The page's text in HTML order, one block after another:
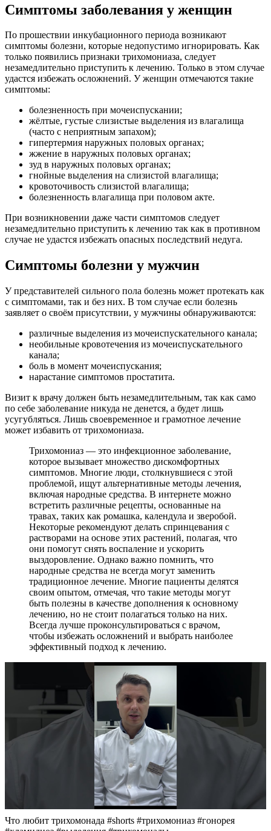
Симптомы заболевания у женщин
По прошествии инкубационного периода возникают
симптомы болезни, которые недопустимо игнорировать. Как
только появились признаки трихомониаза, следует
незамедлительно приступить к лечению. Только в этом случае
удастся избежать осложнений. У женщин отмечаются такие
симптомы:
болезненность при мочеиспускании;
жёлтые, густые слизистые выделения из влагалища
(часто с неприятным запахом);
гипертермия наружных половых органах;
жжение в наружных половых органах;
зуд в наружных половых органах;
гнойные выделения на слизистой влагалища;
кровоточивость слизистой влагалища;
болезненность влагалища при половом акте.
При возникновении даже части симптомов следует
незамедлительно приступить к лечению так как в противном
случае не удастся избежать опасных последствий недуга.
Симптомы болезни у мужчин
У представителей сильного пола болезнь может протекать как
с симптомами, так и без них. В том случае если болезнь
заявляет о своём присутствии, у мужчины обнаруживаются:
различные выделения из мочеиспускательного канала;
необильные кровотечения из мочеиспускательного
канала;
боль в момент мочеиспускания;
нарастание симптомов простатита.
Визит к врачу должен быть незамедлительным, так как само
по себе заболевание никуда не денется, а будет лишь
усугубляться. Лишь своевременное и грамотное лечение
может избавить от трихомониаза.
Трихомониаз — это инфекционное заболевание,
которое вызывает множество дискомфортных
симптомов. Многие люди, столкнувшиеся с этой
проблемой, ищут альтернативные методы лечения,
включая народные средства. В интернете можно
встретить различные рецепты, основанные на
травах, таких как ромашка, календула и зверобой.
Некоторые рекомендуют делать спринцевания с
растворами на основе этих растений, полагая, что
они помогут снять воспаление и ускорить
выздоровление. Однако важно помнить, что
народные средства не всегда могут заменить
традиционное лечение. Многие пациенты делятся
своим опытом, отмечая, что такие методы могут
быть полезны в качестве дополнения к основному
лечению, но не стоит полагаться только на них.
Всегда лучше проконсультироваться с врачом,
чтобы избежать осложнений и выбрать наиболее
эффективный подход к лечению.
Что любит трихомонада #shorts #трихомониаз #гонорея